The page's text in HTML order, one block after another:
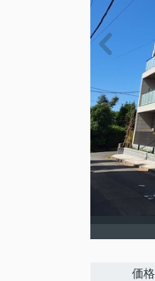
価格